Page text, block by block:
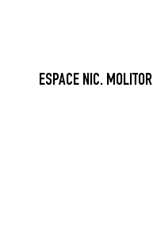
ESPACE NIC. MOLITOR